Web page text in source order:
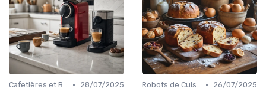
Cafetières et Bouilloires •
28/07/2025
Robots de Cuisine •
26/07/2025